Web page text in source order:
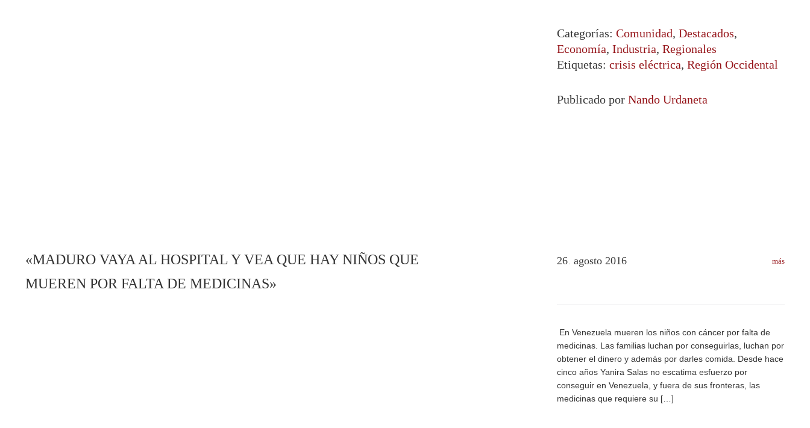
Categorías: Comunidad, Destacados,
Economía, Industria, Regionales
Etiquetas: crisis eléctrica, Región Occidental
Publicado por Nando Urdaneta
«MADURO VAYA AL HOSPITAL Y VEA QUE HAY NIÑOS QUE
MUEREN POR FALTA DE MEDICINAS»
26 agosto 2016
En Venezuela mueren los niños con cáncer por falta de
medicinas. Las familias luchan por conseguirlas, luchan por
obtener el dinero y además por darles comida. Desde hace
cinco años Yanira Salas no escatima esfuerzo por
conseguir en Venezuela, y fuera de sus fronteras, las
medicinas que requiere su […]
más